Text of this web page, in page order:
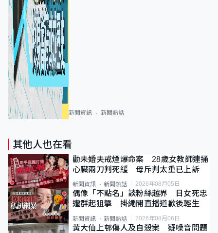
新聞資訊 新聞熱話
其他人也在看
勸未婚夫戒煙爆命案 28歲女教師連捅
心臟兩刀判死緩 母斥判太重已上訴
新聞資訊 新聞熱話 2026年08月05日
偶像「不點名」談粉絲越界 日女死忠
遭群起狙擊 掛繩開直播道歉後輕生
新聞資訊 新聞熱話 2026年08月06日
黃大仙上邨傷人及自殺案 疑噪音問題